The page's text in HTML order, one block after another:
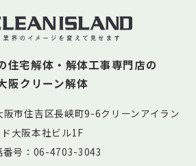
住宅解体・解体工事専門店の
阪クリーン解体
市住吉区長峡町9-6クリーンアイラン
ド大阪本社ビル1F
番号：06-4703-3043